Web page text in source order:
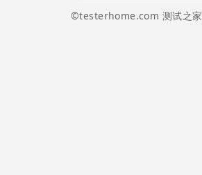
©testerhome.com 测试之家